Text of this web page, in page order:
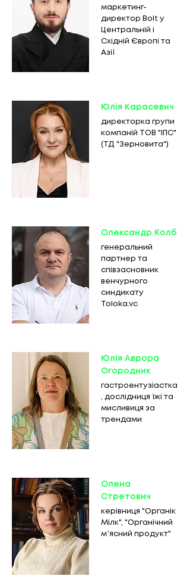
маркетинг-
директор Bolt у
Центральній і
Східній Європі та
Азії
Юлія Карасевич
директорка групи
компаній ТОВ "ІПС"
(ТД "Зерновита")
Олександр Колб
генеральний
партнер та
співзасновник
венчурного
синдикату
Toloka.vc
Юлія Аврора
Огородник
гастроентузіастка
, дослідниця їжі та
мисливиця за
трендами
Олена
Стретович
керівниця "Органік
Мілк", "Органічний
мʼясний продукт"